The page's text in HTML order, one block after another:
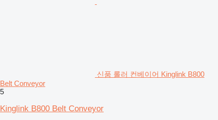
신품 롤러 컨베이어 Kinglink B800
Belt Conveyor
5
Kinglink B800 Belt Conveyor